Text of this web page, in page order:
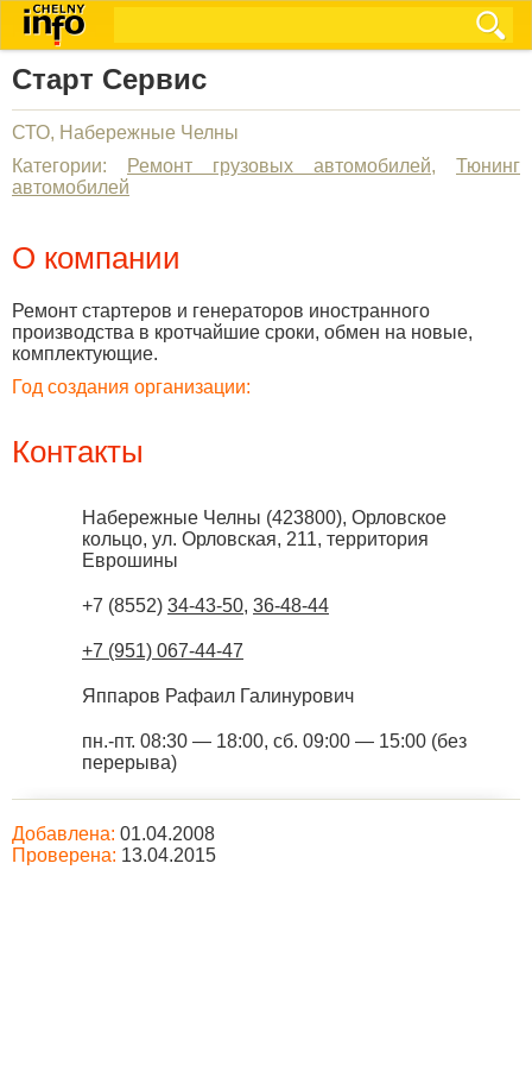
Старт Сервис
СТО, Набережные Челны
Категории:
Ремонт грузовых автомобилей, Тюнинг
автомобилей
О компании
Ремонт стартеров и генераторов иностранного
производства в кротчайшие сроки, обмен на новые,
комплектующие.
Год создания организации:
Контакты
Набережные Челны (423800), Орловское
кольцо, ул. Орловская, 211, территория
Еврошины
+7 (8552) 34-43-50, 36-48-44
+7 (951) 067-44-47
Яппаров Рафаил Галинурович
пн.-пт. 08:30 — 18:00, сб. 09:00 — 15:00 (без
перерыва)
Добавлена: 01.04.2008
Проверена: 13.04.2015